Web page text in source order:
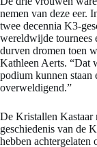
nemen van deze eer.
twee decennia K3-
wereldwijde tournees
durven dromen toen
Kathleen Aerts. “Dat
podium kunnen staan
overweldigend.”
De Kristallen Kastaar
geschiedenis van de
hebben achtergelaten